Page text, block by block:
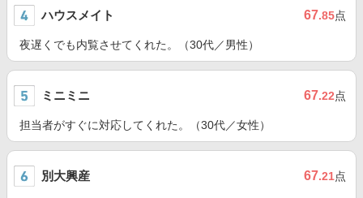
ハウスメイト 67.85点
夜遅くでも内覧させてくれた。（30代／男性）
ミニミニ 67.22点
担当者がすぐに対応してくれた。（30代／女性）
別大興産 67.21点